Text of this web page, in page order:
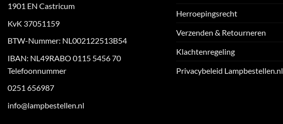
1901 EN Castricum
KvK 37051159
BTW-Nummer: NL002122513B54
IBAN: NL49RABO 0115 5456 70
Telefoonnummer
0251 656987
info@lampbestellen.nl
Herroepingsrecht
Verzenden & Retourneren
Klachtenregeling
Privacybeleid Lampbestellen.nl